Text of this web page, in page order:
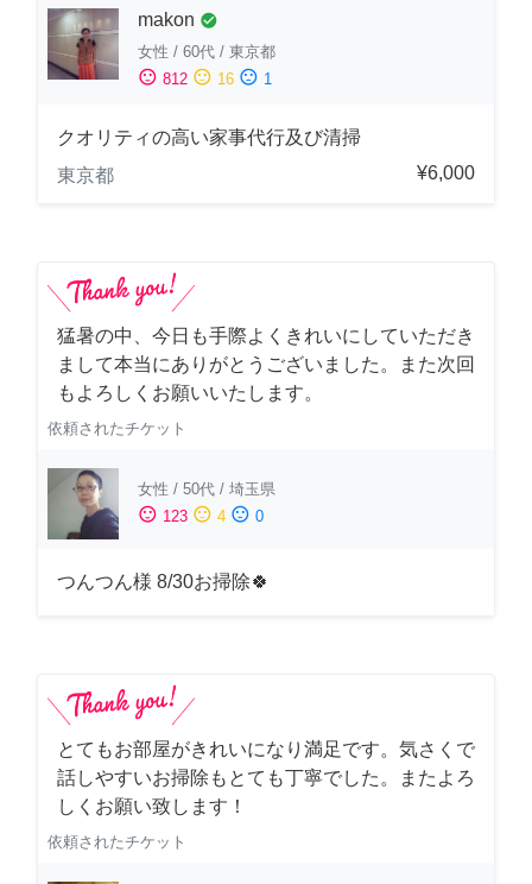
makon check_circle
女性 / 60代 / 東京都
sentiment_satisfied 812 sentiment_neutral 16 sentiment_dissatisfied 1
クオリティの高い家事代行及び清掃
東京都
¥6,000
猛暑の中、今日も手際よくきれいにしていただき
まして本当にありがとうございました。また次回
もよろしくお願いいたします。
依頼されたチケット
女性 / 50代 / 埼玉県
sentiment_satisfied 123 sentiment_neutral 4 sentiment_dissatisfied 0
つんつん様 8/30お掃除🍀
とてもお部屋がきれいになり満足です。気さくで
話しやすいお掃除もとても丁寧でした。またよろ
しくお願い致します！
依頼されたチケット